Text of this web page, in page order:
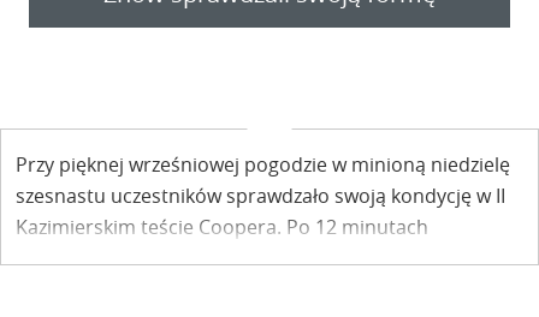
Przy pięknej wrześniowej pogodzie w minioną niedzielę
szesnastu uczestników sprawdzało swoją kondycję w II
Kazimierskim teście Coopera. Po 12 minutach
rywalizacji można było stwierdzić: jest lepiej!